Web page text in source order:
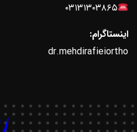
۰۳۱۳۱۳۰۳۸۶۵
اینستاگرام:
dr.mehdirafieiortho